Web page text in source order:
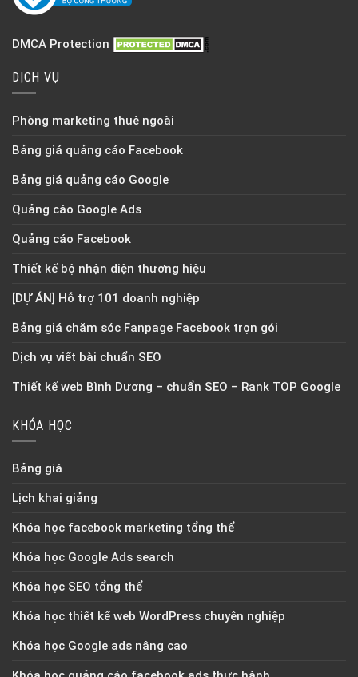
DMCA Protection
DỊCH VỤ
Phòng marketing thuê ngoài
Bảng giá quảng cáo Facebook
Bảng giá quảng cáo Google
Quảng cáo Google Ads
Quảng cáo Facebook
Thiết kế bộ nhận diện thương hiệu
[DỰ ÁN] Hỗ trợ 101 doanh nghiệp
Bảng giá chăm sóc Fanpage Facebook trọn gói
Dịch vụ viết bài chuẩn SEO
Thiết kế web Bình Dương – chuẩn SEO – Rank TOP Google
KHÓA HỌC
Bảng giá
Lịch khai giảng
Khóa học facebook marketing tổng thể
Khóa học Google Ads search
Khóa học SEO tổng thể
Khóa học thiết kế web WordPress chuyên nghiệp
Khóa học Google ads nâng cao